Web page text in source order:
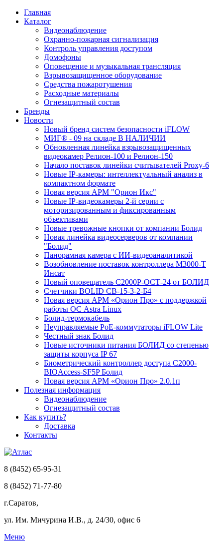
Главная
Каталог
Видеонаблюдение
Охранно-пожарная сигнализация
Контроль управления доступом
Домофоны
Оповещение и музыкальная трансляция
Взрывозащищенное оборудование
Средства пожаротушения
Расходные материалы
Огнезащитный состав
Бренды
Новости
Новый бренд систем безопасности iFLOW
МИГ® - 09 на складе В НАЛИЧИИ
Обновленная линейка взрывозащищенных
видеокамер Релион-100 и Релион-150
Начало поставок линейки считывателей Proxy-6
Новые IP-камеры: интеллектуальный анализ в
компактном формате
Новая версия АРМ "Орион Икс"
Новые IP-видеокамеры 2-й серии с
моторизированным и фиксированным
объективами
Новые тревожные кнопки от компании Болид
Новая линейка видеосерверов от компании
"Болид"
Панорамная камера с ИИ-видеоаналитикой
Возобновление поставок контроллера М3000-Т
Инсат
Новый оповещатель С2000Р-ОСТ-24 от БОЛИД
Счетчики BOLID СВ-15-3-2-Б4
Новая версия АРМ «Орион Про» с поддержкой
работы ОС Astra Linux
Болид-термокабель
Неуправляемые PoE-коммутаторы iFLOW Lite
Честный знак Болид
Новые источники питания БОЛИД со степенью
защиты корпуса IP 67
Биометрический контроллер доступа С2000-
BIOAccess-SF5P Болид
Новая версия АРМ «Орион Про» 2.0.1п
Полезная информация
Видеонаблюдение
Огнезащитный состав
Как купить?
Доставка
Контакты
8 (8452) 65-95-31
8 (8452) 71-77-80
г.Саратов,
ул. Им. Мичурина И.В., д. 24/30, офис 6
Меню